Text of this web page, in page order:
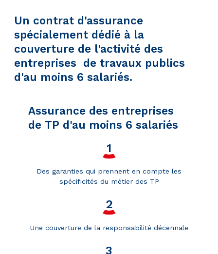
Un contrat d'assurance
spécialement dédié à la
couverture de l'activité des
entreprises de travaux publics
d'au moins 6 salariés.
Assurance des entreprises
de TP d'au moins 6 salariés
Des garanties qui prennent en compte les
spécificités du métier des TP
Une couverture de la responsabilité décennale